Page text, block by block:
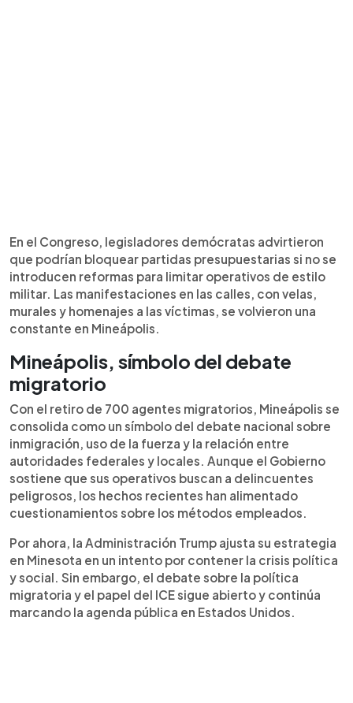
En el Congreso, legisladores demócratas advirtieron
que podrían bloquear partidas presupuestarias si no se
introducen reformas para limitar operativos de estilo
militar. Las manifestaciones en las calles, con velas,
murales y homenajes a las víctimas, se volvieron una
constante en Mineápolis.
Mineápolis, símbolo del debate
migratorio
Con el retiro de 700 agentes migratorios, Mineápolis se
consolida como un símbolo del debate nacional sobre
inmigración, uso de la fuerza y la relación entre
autoridades federales y locales. Aunque el Gobierno
sostiene que sus operativos buscan a delincuentes
peligrosos, los hechos recientes han alimentado
cuestionamientos sobre los métodos empleados.
Por ahora, la Administración Trump ajusta su estrategia
en Minesota en un intento por contener la crisis política
y social. Sin embargo, el debate sobre la política
migratoria y el papel del ICE sigue abierto y continúa
marcando la agenda pública en Estados Unidos.